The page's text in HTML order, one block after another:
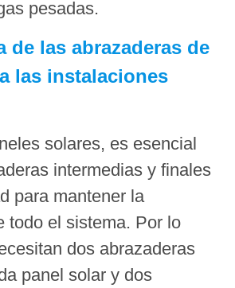
pesadas.
de las abrazaderas de
las instalaciones
solares, es esencial
intermedias y finales
para mantener la
todo el sistema. Por lo
dos abrazaderas
panel solar y dos